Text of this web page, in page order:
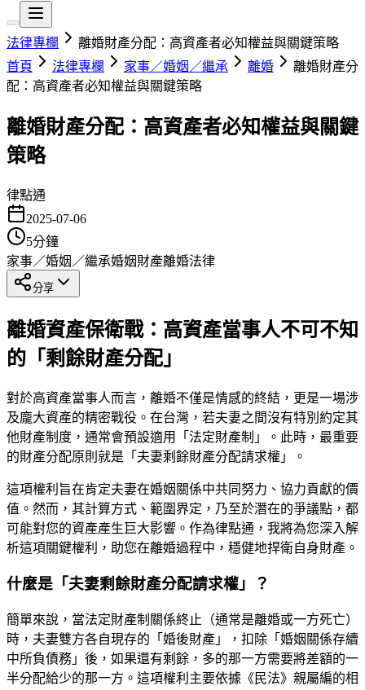
法律專欄
離婚財產分配：高資產者必知權益與關鍵策略
首頁
法律專欄 家事／婚姻／繼承 離婚
離婚財產分
配：高資產者必知權益與關鍵策略
離婚財產分配：高資產者必知權益與關鍵
策略
律點通
2025-07-06
5分鐘
家事／婚姻／繼承婚姻財產離婚法律
分享
離婚資產保衛戰：高資產當事人不可不知
的「剩餘財產分配」
對於高資產當事人而言，離婚不僅是情感的終結，更是一場涉
及龐大資產的精密戰役。在台灣，若夫妻之間沒有特別約定其
他財產制度，通常會預設適用「法定財產制」。此時，最重要
的財產分配原則就是「夫妻剩餘財產分配請求權」。
這項權利旨在肯定夫妻在婚姻關係中共同努力、協力貢獻的價
值。然而，其計算方式、範圍界定，乃至於潛在的爭議點，都
可能對您的資產產生巨大影響。作為律點通，我將為您深入解
析這項關鍵權利，助您在離婚過程中，穩健地捍衛自身財產。
什麼是「夫妻剩餘財產分配請求權」？
簡單來說，當法定財產制關係終止（通常是離婚或一方死亡）
時，夫妻雙方各自現存的「婚後財產」，扣除「婚姻關係存續
中所負債務」後，如果還有剩餘，多的那一方需要將差額的一
半分配給少的那一方。這項權利主要依據《民法》親屬編的相